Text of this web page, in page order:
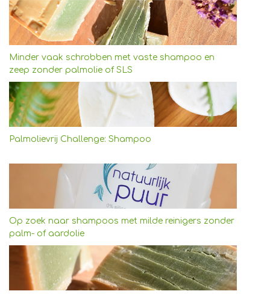
Minder vaak schrobben met vaste shampoo en
zeep zonder palmolie of SLS
Palmolievrij Challenge: Shampoo
Op zoek naar shampoos met milde reinigers zonder
palm- of aardolie